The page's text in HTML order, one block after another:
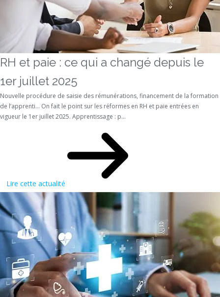
RH et paie : ce qui a changé depuis le
1er juillet 2025
Nouvelle procédure de saisie des rémunérations, financement de la formation
de l’apprenti… On fait le point sur les réformes en RH et paie entrées en
vigueur le 1er juillet 2025. Apprentissage : p...
Lire cette actualité